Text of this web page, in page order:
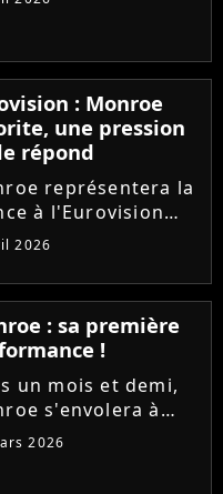
en Asie. La
édition aura
Bangkok, en
en
: Monroe
une pression
répond
représentera la
à l'Eurovision
avec la chanson
chez les
pourrait-
nous offrir une
? La jeune
se...
2026
: sa première
!
un mois et demi,
s'envolera à
pour
2026